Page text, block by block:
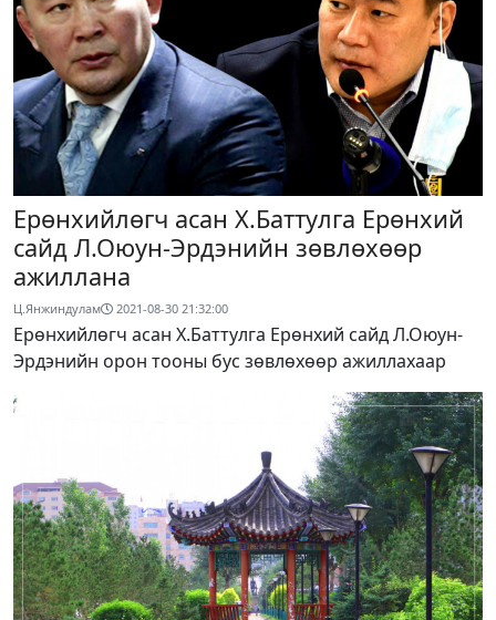
Ерөнхийлөгч асан Х.Баттулга Ерөнхий
сайд Л.Оюун-Эрдэнийн зөвлөхөөр
ажиллана
Ц.Янжиндулам 2021-08-30 21:32:00
Ерөнхийлөгч асан Х.Баттулга Ерөнхий сайд Л.Оюун-
Эрдэнийн орон тооны бус зөвлөхөөр ажиллахаар